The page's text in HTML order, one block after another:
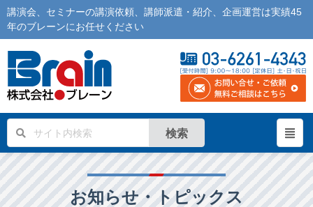
講演会 セミナーの講演依頼 講師派遣 ・紹介、企画運営は実績45
年のブレーンにお任せください
検索
お知らせ・トピックス